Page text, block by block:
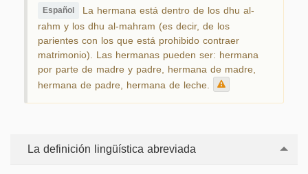
Español La hermana está dentro de los dhu al-
rahm y los dhu al-mahram (es decir, de los
parientes con los que está prohibido contraer
matrimonio). Las hermanas pueden ser: hermana
por parte de madre y padre, hermana de madre,
hermana de padre, hermana de leche.
La definición lingüística abreviada